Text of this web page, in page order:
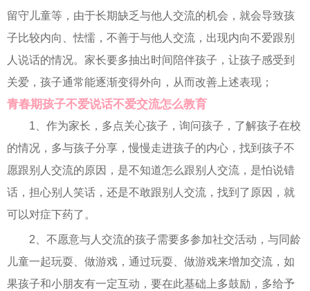
留守儿童等，由于长期缺乏与他人交流的机会，就会导致孩
子比较内向、怯懦，不善于与他人交流，出现内向不爱跟别
人说话的情况。家长要多抽出时间陪伴孩子，让孩子感受到
关爱，孩子通常能逐渐变得外向，从而改善上述表现；
青春期孩子不爱说话不爱交流怎么教育
1、作为家长，多点关心孩子，询问孩子，了解孩子在校
的情况，多与孩子分享，慢慢走进孩子的内心，找到孩子不
愿跟别人交流的原因，是不知道怎么跟别人交流，是怕说错
话，担心别人笑话，还是不敢跟别人交流，找到了原因，就
可以对症下药了。
2、不愿意与人交流的孩子需要多参加社交活动，与同龄
儿童一起玩耍、做游戏，通过玩耍、做游戏来增加交流，如
果孩子和小朋友有一定互动，要在此基础上多鼓励，多给予